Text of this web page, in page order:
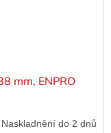
mm, ENPRO
Naskladnění do 2 dnů